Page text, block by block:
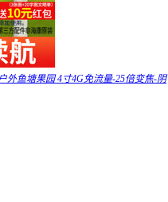
外鱼塘果园 4寸4G免流量-25倍变焦-阴